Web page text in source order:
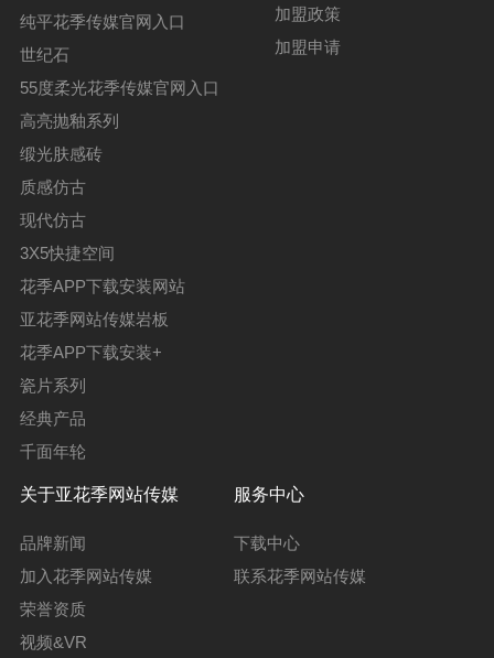
纯平花季传媒官网入口
世纪石
55度柔光花季传媒官网入口
高亮抛釉系列
缎光肤感砖
质感仿古
现代仿古
3X5快捷空间
花季APP下载安装网站
亚花季网站传媒岩板
花季APP下载安装+
瓷片系列
经典产品
千面年轮
加盟政策
加盟申请
关于亚花季网站传媒
品牌新闻
加入花季网站传媒
荣誉资质
视频&VR
服务中心
下载中心
联系花季网站传媒